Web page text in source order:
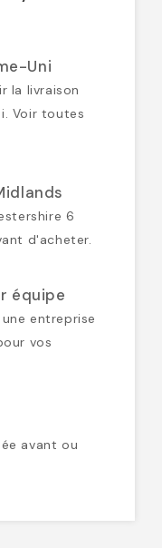
Uni
la livraison
Voir toutes
6
d'acheter.
équipe
entreprise
vos
avant ou